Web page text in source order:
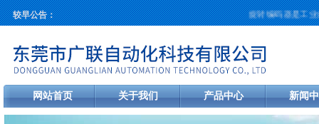
较早公告： 旋转编码器是工业自
网站首页 关于我们 产品中心 新闻